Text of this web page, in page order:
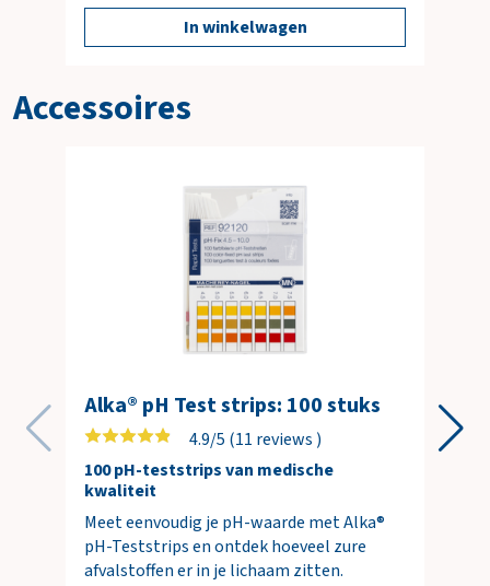
In winkelwagen
Accessoires
Alka® pH Test strips: 100 stuks
4.9/5 (11 reviews )
100 pH-teststrips van medische
kwaliteit
Meet eenvoudig je pH-waarde met Alka®
pH-Teststrips en ontdek hoeveel zure
afvalstoffen er in je lichaam zitten.